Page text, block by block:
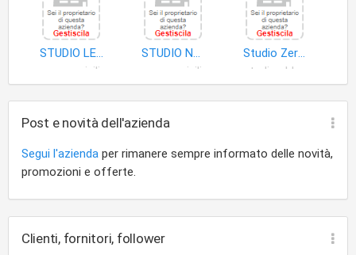
STUDIO LEGALE CARPAGNANO AVV GIUSEPPE
cause civili
STUDIO NOTARILE ASSOCIATO NOTAI FELICE D'ONOFRIO E MATTEO D'AURIA
cause civili
Studio Zero di Lasala Vincenzo
Post e novità dell'azienda
Segui l'azienda per rimanere sempre informato delle novità,
promozioni e offerte.
Clienti, fornitori, follower